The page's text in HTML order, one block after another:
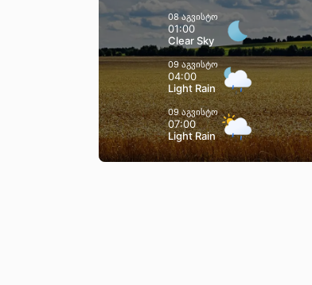
08 აგვისტო
01:00
Clear Sky
09 აგვისტო
04:00
Light Rain
09 აგვისტო
07:00
Light Rain